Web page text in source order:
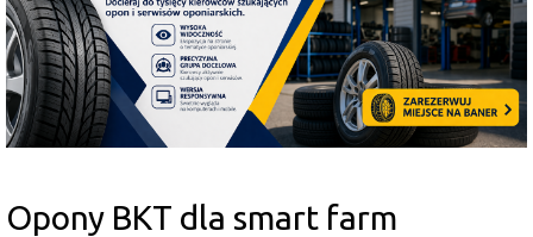
Opony BKT dla smart farm